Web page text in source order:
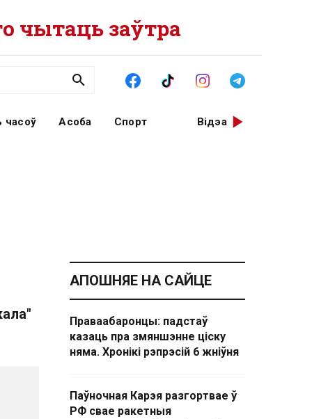
чытаць заўтра
часоў Асоба Спорт Відэа
АПОШНЯЕ НА САЙЦЕ
Праваабаронцы: падстаў
казаць пра змяншэнне ціску
няма. Хронікі рэпрэсій 6 жніўня
Паўночная Карэя разгортвае ў
РФ свае ракетныя